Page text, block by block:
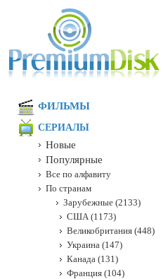
ФИЛЬМЫ
СЕРИАЛЫ
Новые
Популярные
Все по алфавиту
По странам
Зарубежные (2133)
США (1173)
Великобритания (448)
Украина (147)
Канада (131)
Франция (104)